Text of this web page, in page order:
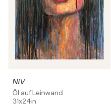
NIV
Öl auf Leinwand
31x24in